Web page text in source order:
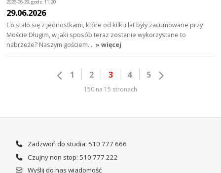
2026-06-29, godz. 11:20
29.06.2026
Co stało się z jednostkami, które od kilku lat były zacumowane przy
Moście Długim, w jaki sposób teraz zostanie wykorzystane to
nabrzeże? Naszym gościem… » więcej
1 2 3 4 5
150 na 15 stronach
Zadzwoń do studia: 510 777 666
Czujny non stop: 510 777 222
Wyślij do nas wiadomość